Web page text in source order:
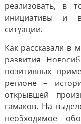
реализовать, в
инициативы и
ситуации.
Как рассказали в
развития
позитивных
регионе –
открывшей
гамаков. На
необходимое